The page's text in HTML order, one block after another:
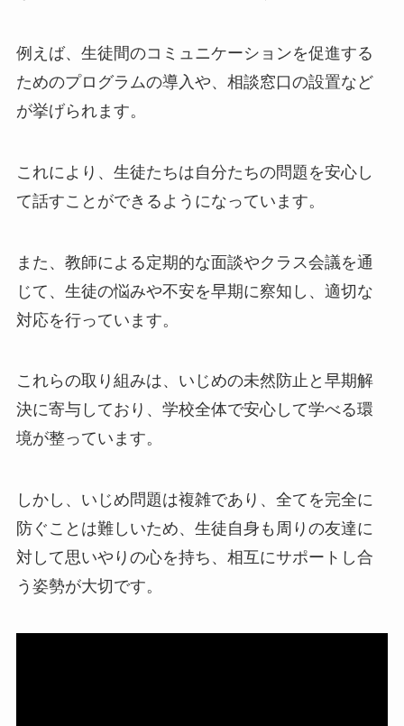
例えば、生徒間のコミュニケーションを促進する
ためのプログラムの導入や、相談窓口の設置など
が挙げられます。
これにより、生徒たちは自分たちの問題を安心し
て話すことができるようになっています。
また、教師による定期的な面談やクラス会議を通
じて、生徒の悩みや不安を早期に察知し、適切な
対応を行っています。
これらの取り組みは、いじめの未然防止と早期解
決に寄与しており、学校全体で安心して学べる環
境が整っています。
しかし、いじめ問題は複雑であり、全てを完全に
防ぐことは難しいため、生徒自身も周りの友達に
対して思いやりの心を持ち、相互にサポートし合
う姿勢が大切です。